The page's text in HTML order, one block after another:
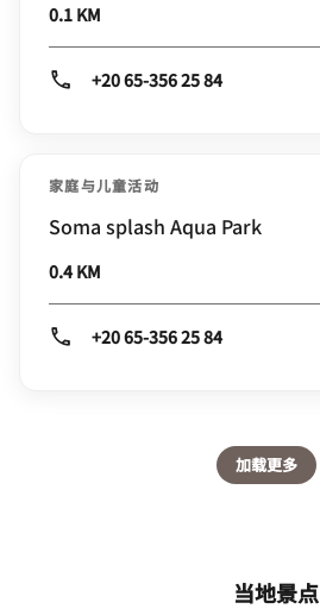
0.1 KM
+20 65-356 25 84
家庭与儿童活动
Soma splash Aqua Park
0.4 KM
+20 65-356 25 84
加载更多
当地景点